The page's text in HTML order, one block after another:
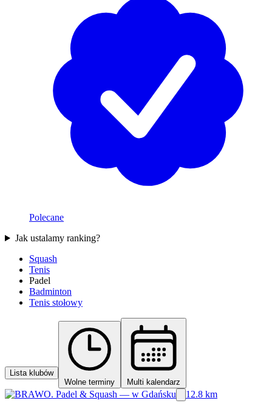
Polecane
Jak ustalamy ranking?
Squash
Tenis
Padel
Badminton
Tenis stołowy
Lista klubów
Wolne terminy
Multi kalendarz
12.8 km